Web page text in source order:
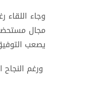
وجاء
مجال
يصعب
ورغم